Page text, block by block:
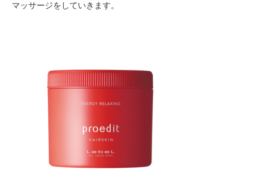
マッサージをしていきます。